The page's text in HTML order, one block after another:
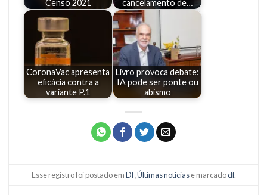
Censo 2021
cancelamento de…
CoronaVac apresenta
eficácia contra a
variante P.1
Livro provoca debate:
IA pode ser ponte ou
abismo
Esse registro foi postado emDF,Últimas notíciase marcadodf.